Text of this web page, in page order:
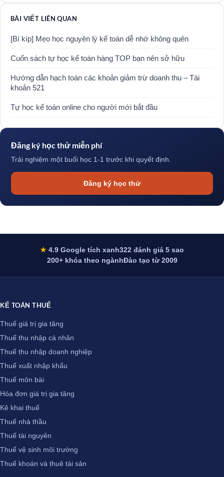
BÀI VIẾT LIÊN QUAN
[Bí kíp] Mẹo học nguyên lý kế toán dễ nhớ không quên
Cuốn sách tự học kế toán hàng TOP bạn nên sở hữu
Hướng dẫn hạch toán các khoản giảm trừ doanh thu – Tài
khoản 521
Tự học kế toán online cho người mới bắt đầu
Đăng ký học thử miễn phí
Trải nghiệm một buổi học 1-1 trước khi quyết định.
Đăng ký học thử
★ 4.9 Google tích xanh322 đánh giá 5 sao
200+ khóa theo ngànhĐào tạo từ 2009
KẾ TOÁN THUẾ
Thuế giá trị gia tăng
Thuế thu nhập cá nhân
Thuế thu nhập doanh nghiệp
Thuế xuất nhập khẩu
Thuế môn bài
Hóa đơn giá trị gia tăng
Kê khai thuế
Thuế nhà thầu
Thuế tài nguyên
Thuế vệ sinh môi trường
Thuế khoán và thuê tài sản